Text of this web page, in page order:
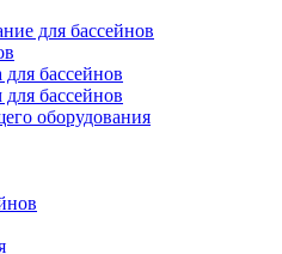
для бассейнов
бассейнов
бассейнов
оборудования